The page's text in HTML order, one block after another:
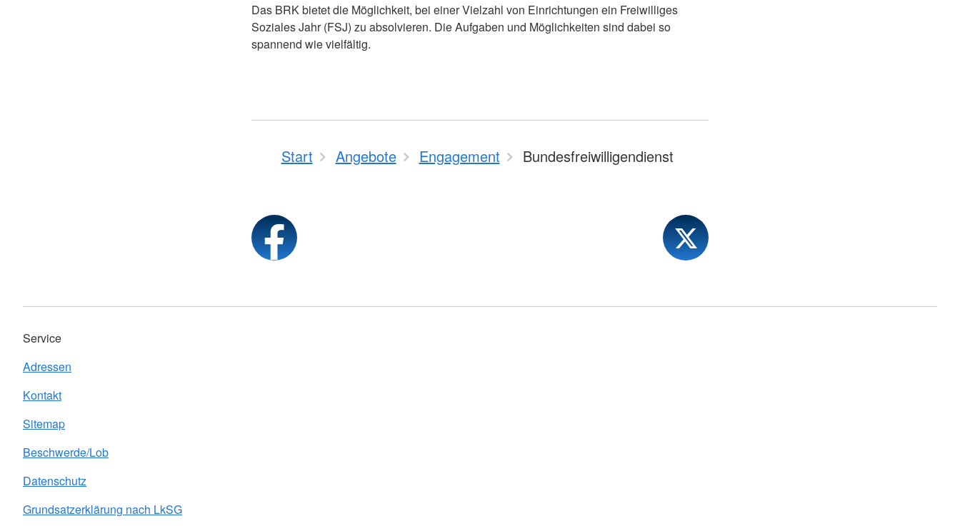
Das BRK bietet die Möglichkeit, bei einer Vielzahl von Einrichtungen ein Freiwilliges
Soziales Jahr (FSJ) zu absolvieren. Die Aufgaben und Möglichkeiten sind dabei so
spannend wie vielfältig.
Start Angebote Engagement Bundesfreiwilligendienst
Service
Adressen
Kontakt
Sitemap
Beschwerde/Lob
Datenschutz
Grundsatzerklärung nach LkSG